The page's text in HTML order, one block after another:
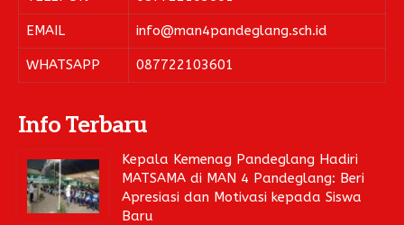
EMAIL info@man4pandeglang.sch.id
WHATSAPP 087722103601
Info Terbaru
Kepala Kemenag Pandeglang Hadiri
MATSAMA di MAN 4 Pandeglang: Beri
Apresiasi dan Motivasi kepada Siswa
Baru